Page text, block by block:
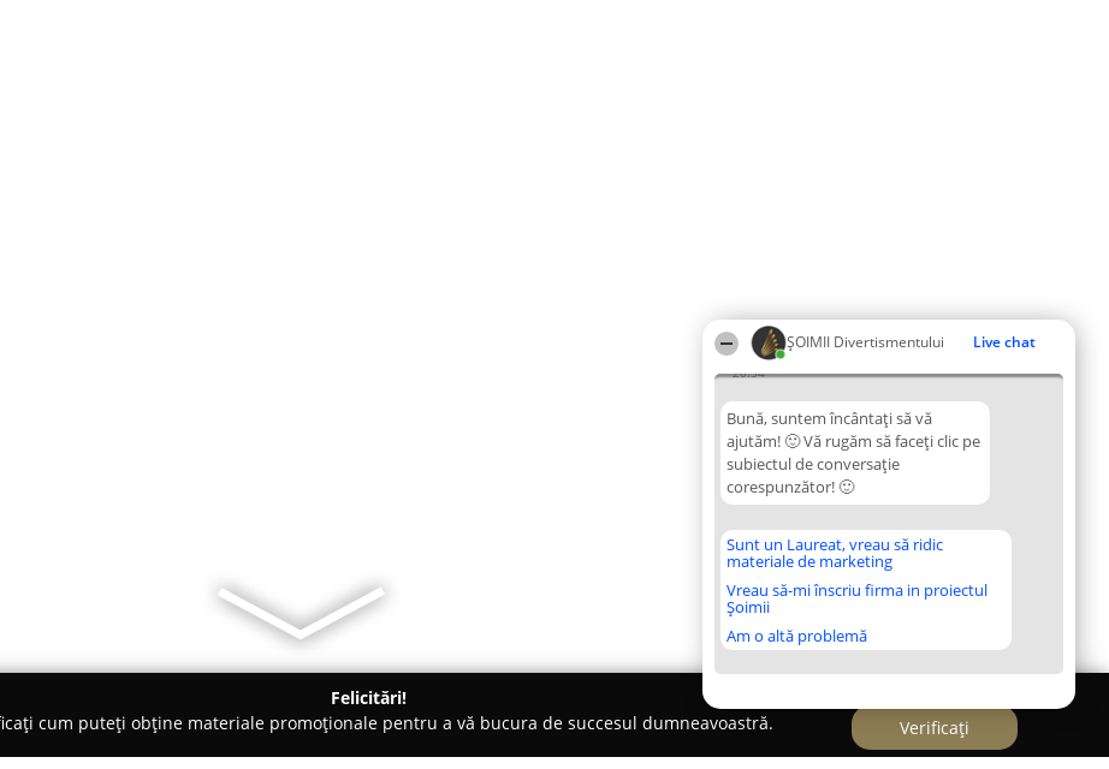
ŞOIMII Divertismentului Live chat
20:54
Bună, suntem încântați să vă
ajutăm! 🙂 Vă rugăm să faceți clic pe
subiectul de conversație
corespunzător! 🙂
Sunt un Laureat, vreau să ridic
materiale de marketing
Vreau să-mi înscriu firma in proiectul
Șoimii
Am o altă problemă
Felicitări!
cum puteți obține materiale promoționale pentru a vă bucura de succesul dumneavoastră.
Verificați